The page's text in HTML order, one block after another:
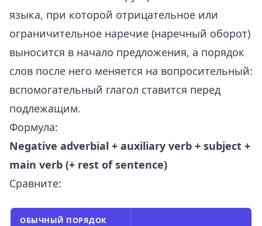
языка, при которой отрицательное или
ограничительное наречие (наречный оборот)
выносится в начало предложения, а порядок
слов после него меняется на вопросительный:
вспомогательный глагол ставится перед
подлежащим.
Формула:
Negative adverbial + auxiliary verb + subject +
main verb (+ rest of sentence)
Сравните:
ОБЫЧНЫЙ ПОРЯДОК